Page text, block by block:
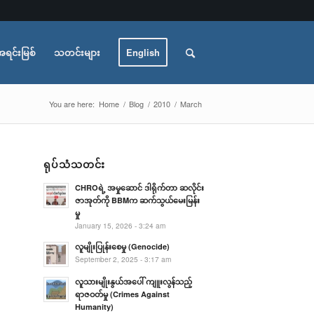
င်းမြစ် သတင်းများ English
You are here: Home / Blog / 2010 / March
ရုပ်သံသတင်း
CHROရဲ့ အမှုဆောင် ဒါရိုက်တာ ဆလိုင်း
ဇာအုတ်ကို BBMက ဆက်သွယ်မေးမြန်း
မှု
January 15, 2026 - 3:24 am
လူမျိုးပြုန်းစေမှု (Genocide)
September 2, 2025 - 3:17 am
လူသားမျိုးနွယ်အပေါ် ကျူးလွန်သည့်
ရာဇဝတ်မှု (Crimes Against
Humanity)